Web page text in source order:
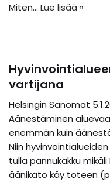
Miten… Lue lisää »
vartijana
Helsingin Sanomat
Äänestäminen
enemmän kuin
Niin
tulla pannukakku
äänikato käy toteen